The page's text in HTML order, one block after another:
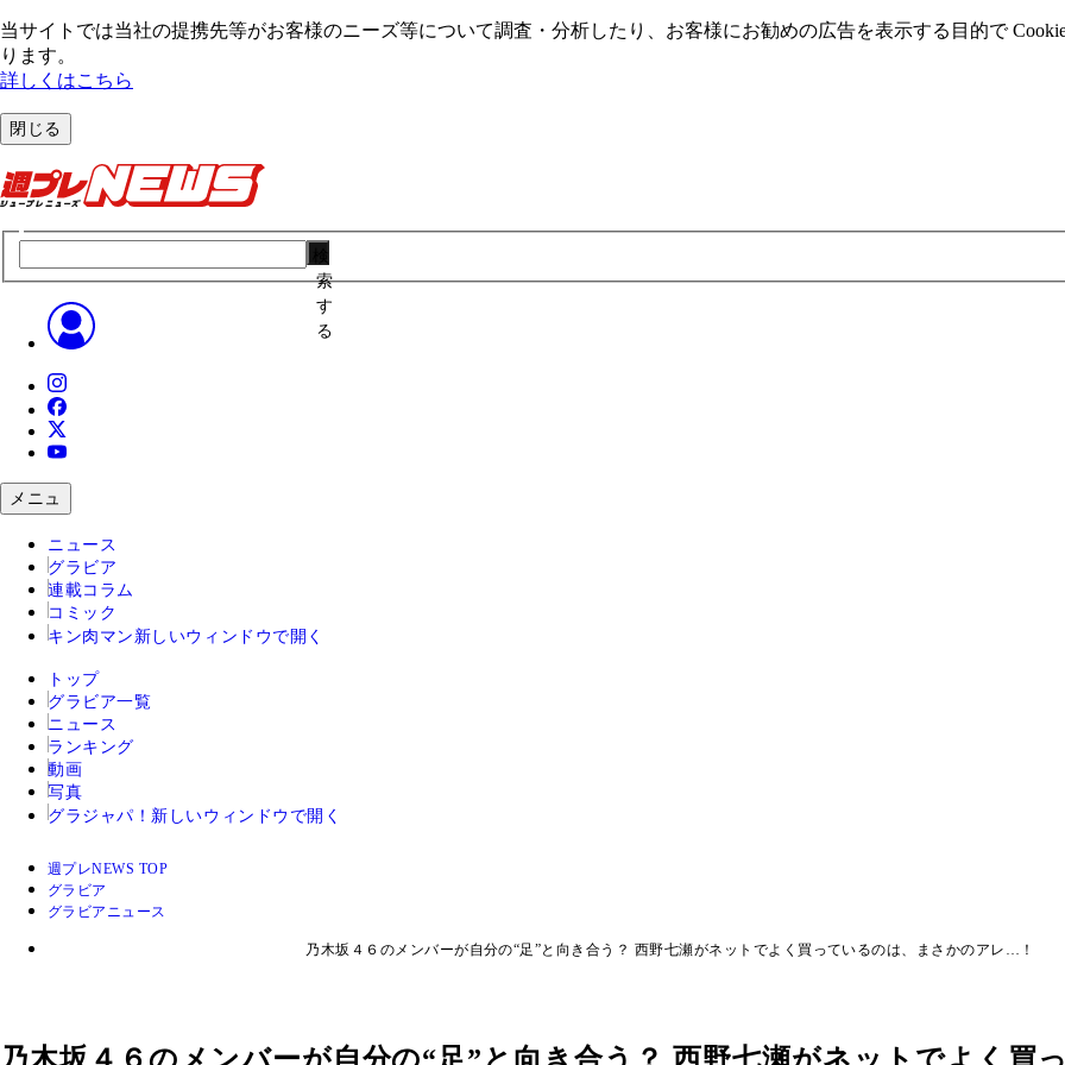
当サイトでは当社の提携先等がお客様のニーズ等について調査・分析したり、お客様にお勧めの広告を表⽰する⽬的で
ります。
詳しくはこちら
閉じる
索
す
る
メニュ
ニュース
グラビア
連載コラム
コミック
キン肉マン 新しいウィンドウで開く
トップ
グラビア一覧
ニュース
ランキング
動画
写真
グラジャパ！ 新しいウィンドウで開く
週プレNEWS TOP
グラビア
グラビアニュース
乃木坂４６のメンバーが自分の“足”と向き合う？ 西野七瀬がネットでよく買っているのは、まさかのアレ…！
乃木坂４６のメンバーが自分の“足”と向き合う？ 西野七瀬がネットでよく買